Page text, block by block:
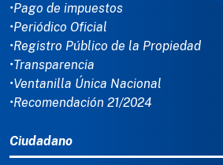
•Pago de impuestos
•Periódico Oficial
•Registro Público de la Propiedad
•Transparencia
•Ventanilla Única Nacional
•Recomendación 21/2024
Ciudadano